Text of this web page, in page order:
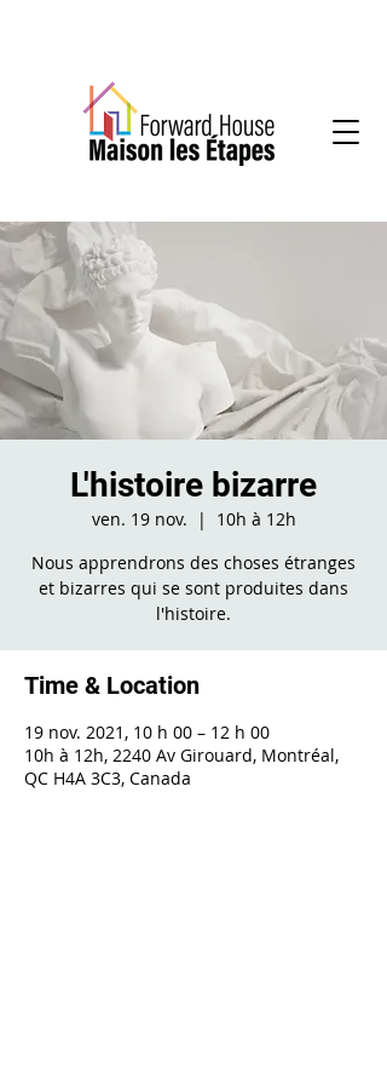
L'histoire bizarre
ven. 19 nov.
  |
10h à 12h
Nous apprendrons des choses étranges
et bizarres qui se sont produites dans
l'histoire.
Time & Location
19 nov. 2021, 10 h 00 – 12 h 00
10h à 12h, 2240 Av Girouard, Montréal,
QC H4A 3C3, Canada